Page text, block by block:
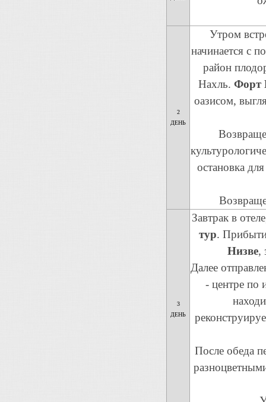
2
ДЕНЬ
Утром
начинается с
район
Нахль. Форт
оазисом,
остановка
3
ДЕНЬ
Завтрак в
тур.
Низве,
Далее
- центре по
После обеда